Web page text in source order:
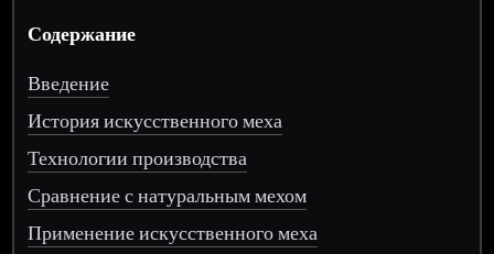
Содержание
Введение
История искусственного меха
Технологии производства
Сравнение с натуральным мехом
Применение искусственного меха